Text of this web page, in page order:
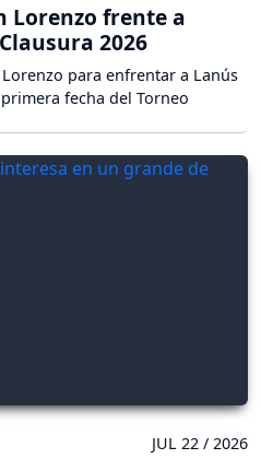
Lorenzo frente a
2026
para enfrentar a Lanús
fecha del Torneo
JUL 22 / 2026